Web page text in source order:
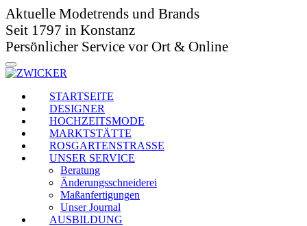
Aktuelle Modetrends und Brands
Seit 1797 in Konstanz
Persönlicher Service vor Ort & Online
STARTSEITE
DESIGNER
HOCHZEITSMODE
MARKTSTÄTTE
ROSGARTENSTRASSE
UNSER SERVICE
Beratung
Änderungsschneiderei
Maßanfertigungen
Unser Journal
AUSBILDUNG